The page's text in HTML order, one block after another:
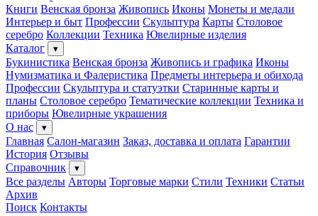
Книги Венская бронза Живопись Иконы Монеты и медали
Интерьер и быт Профессии Скульптура Карты Столовое
серебро Коллекции Техника Ювелирные изделия
Каталог
▾
Букинистика Венская бронза Живопись и графика Иконы
Нумизматика и Фалеристика Предметы интерьера и обихода
Профессии Скульптура и статуэтки Старинные карты и
планы Столовое серебро Тематические коллекции Техника и
приборы Ювелирные украшения
О нас
▾
Главная Салон-магазин Заказ, доставка и оплата Гарантии
История Отзывы
Справочник
▾
Все разделы Авторы Торговые марки Стили Техники Статьи
Архив
Поиск Контакты